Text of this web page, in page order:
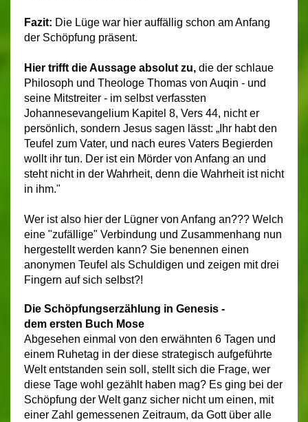
Fazit: Die Lüge war hier auffällig schon am Anfang
der Schöpfung präsent.
Hier trifft die Aussage absolut zu, die der schlaue
Philosoph und Theologe Thomas von Auqin - und
seine Mitstreiter - im selbst verfassten
Johannesevangelium Kapitel 8, Vers 44, nicht er
persönlich, sondern Jesus sagen lässt: „Ihr habt den
Teufel zum Vater, und nach eures Vaters Begierden
wollt ihr tun. Der ist ein Mörder von Anfang an und
steht nicht in der Wahrheit, denn die Wahrheit ist nicht
in ihm."
Wer ist also hier der Lügner von Anfang an??? Welch
eine "zufällige" Verbindung und Zusammenhang nun
hergestellt werden kann? Sie benennen einen
anonymen Teufel als Schuldigen und zeigen mit drei
Fingern auf sich selbst?!
Die Schöpfungserzählung in Genesis -
dem ersten Buch Mose
Abgesehen einmal von den erwähnten 6 Tagen und
einem Ruhetag in der diese strategisch aufgeführte
Welt entstanden sein soll, stellt sich die Frage, wer
diese Tage wohl gezählt haben mag? Es ging bei der
Schöpfung der Welt ganz sicher nicht um einen, mit
einer Zahl gemessenen Zeitraum, da Gott über alle